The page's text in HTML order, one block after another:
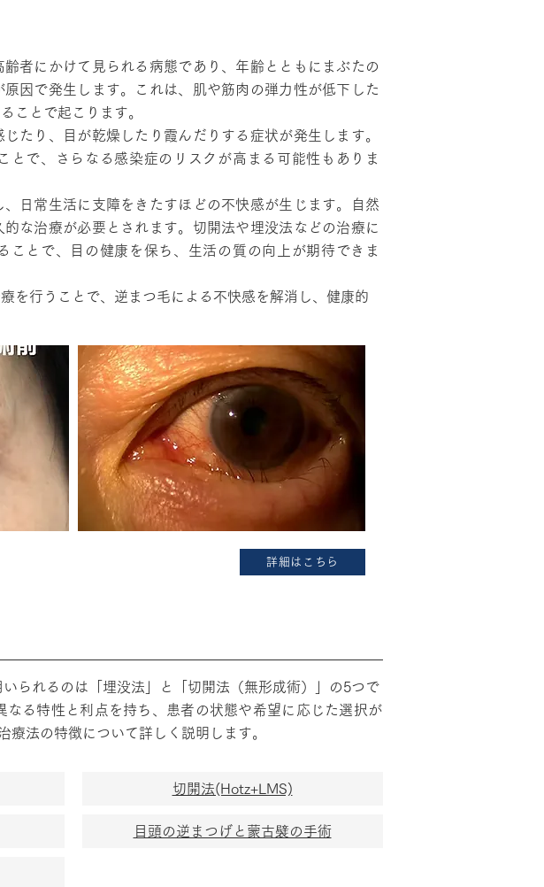
者にかけて見られる病態であり、年齢とともにまぶたの
因で発生します。これは、肌や筋肉の弾力性が低下した
ことで起こります。
たり、目が乾燥したり霞んだりする症状が発生します。
とで、さらなる感染症のリスクが高まる可能性もありま
日常生活に支障をきたすほどの不快感が生じます。自然
な治療が必要とされます。切開法や埋没法などの治療に
ことで、目の健康を保ち、生活の質の向上が期待できま
を行うことで、逆まつ毛による不快感を解消し、健康的
詳細はこちら
られるのは「埋没法」と「切開法（無形成術）」の5つで
なる特性と利点を持ち、患者の状態や希望に応じた選択が
療法の特徴について詳しく説明します。
切開法(Hotz+LMS)
目頭の逆まつげと蒙古襞の手術